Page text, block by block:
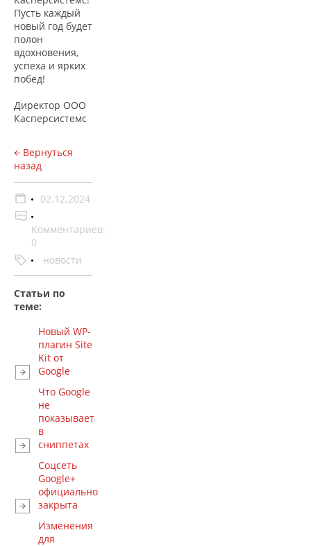
Пусть каждый
новый год будет
полон
вдохновения,
успеха и ярких
побед!
Директор ООО
Касперсистемс
Вернуться
назад
02.12.2024
Комментариев:
0
новости
Статьи по
теме:
Новый WP-
плагин Site
Kit от
Google
Что Google
не
показывает
в
сниппетах
Соцсеть
Google+
официально
закрыта
Изменения
для